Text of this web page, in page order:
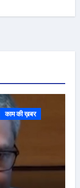
काम की ख़बर